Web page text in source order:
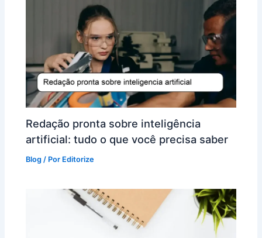
Redação pronta sobre inteligência
artificial: tudo o que você precisa saber
Blog / Por Editorize